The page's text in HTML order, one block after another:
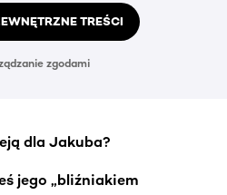
TREŚCI
zgodami
dla Jakuba?
jego „bliźniakiem